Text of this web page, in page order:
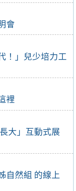
會
！」兒少培力工
裡
大」互動式展
自然組 的線上